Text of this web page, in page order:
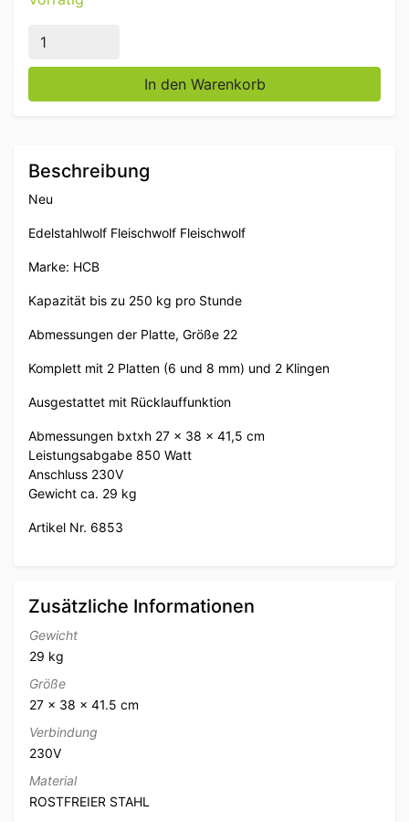
Edelstahl HCB Fleischwolf Fleischwolf Fleischwolf
In den Warenkorb
Beschreibung
Neu
Edelstahlwolf Fleischwolf Fleischwolf
Marke: HCB
Kapazität bis zu 250 kg pro Stunde
Abmessungen der Platte, Größe 22
Komplett mit 2 Platten (6 und 8 mm) und 2 Klingen
Ausgestattet mit Rücklauffunktion
Abmessungen bxtxh 27 x 38 x 41,5 cm
Leistungsabgabe 850 Watt
Anschluss 230V
Gewicht ca. 29 kg
Artikel Nr. 6853
Zusätzliche Informationen
Gewicht
29 kg
Größe
27 × 38 × 41.5 cm
Verbindung
230V
Material
ROSTFREIER STAHL